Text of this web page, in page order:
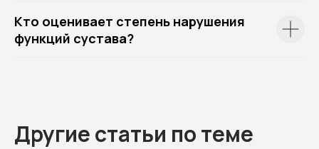
Кто оценивает степень нарушения
функций сустава?
Другие статьи по теме